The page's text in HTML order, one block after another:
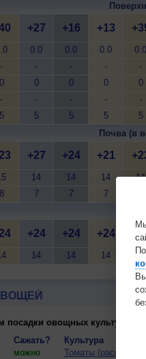
-
0
-
5
+27
0.0
-
0
-
5
+16
0.0
-
0
-
5
+13
0.0
-
0
-
5
0.0
-
0
-
5
Почва (в
8
+27
14
7
+24
14
7
+21
14
7
14
+24
14
+24
14
+24
14 13
посадки овощных культур
Сажать? Культура
можно Томаты (рассада)